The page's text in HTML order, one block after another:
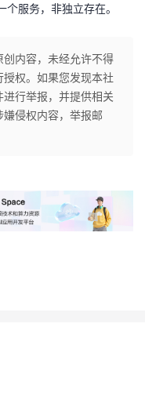
服务，非独立存在。
创内容，未经允许不得
权。如果您发现本社
行举报，并提供相关
侵权内容，举报邮